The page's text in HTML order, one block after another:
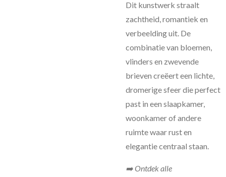
Dit kunstwerk straalt
zachtheid, romantiek en
verbeelding uit. De
combinatie van bloemen,
vlinders en zwevende
brieven creëert een lichte,
dromerige sfeer die perfect
past in een slaapkamer,
woonkamer of andere
ruimte waar rust en
elegantie centraal staan.
➡️ Ontdek alle